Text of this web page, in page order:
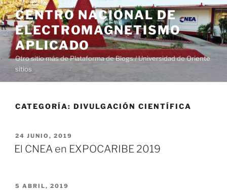
Saltar
al
contenido
CENTRO NACIONAL DE
ELECTROMAGNETISMO
APLICADO
Otro sitio más de Plataforma de Blogs / Universidad de Oriente
sitios
CATEGORÍA: DIVULGACIÓN CIENTÍFICA
PUBLICADO
EL
24 JUNIO, 2019
El CNEA en EXPOCARIBE 2019
PUBLICADO
5 ABRIL, 2019